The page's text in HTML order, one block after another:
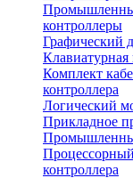
контроллеры
Графический
Клавиатурная
Комплект
контроллера
Логический
Прикладное
контроллера